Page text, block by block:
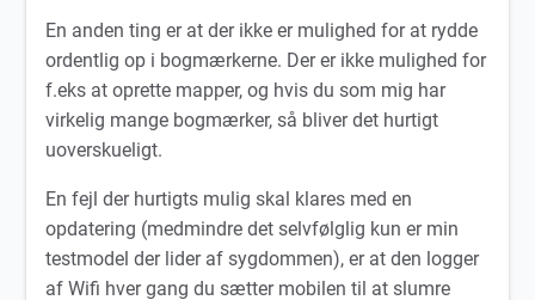
En anden ting er at der ikke er mulighed for at rydde
ordentlig op i bogmærkerne. Der er ikke mulighed for
f.eks at oprette mapper, og hvis du som mig har
virkelig mange bogmærker, så bliver det hurtigt
uoverskueligt.
En fejl der hurtigts mulig skal klares med en
opdatering (medmindre det selvfølglig kun er min
testmodel der lider af sygdommen), er at den logger
af Wifi hver gang du sætter mobilen til at slumre